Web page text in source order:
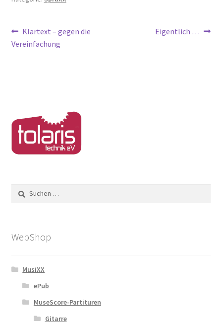
Beitragsnavigation
Vorheriger
Beitrag:
Klartext – gegen die
Vereinfachung
Nächster
Eigentlich …
nach:
WebShop
MusiXX
ePub
MuseScore-Partituren
Gitarre